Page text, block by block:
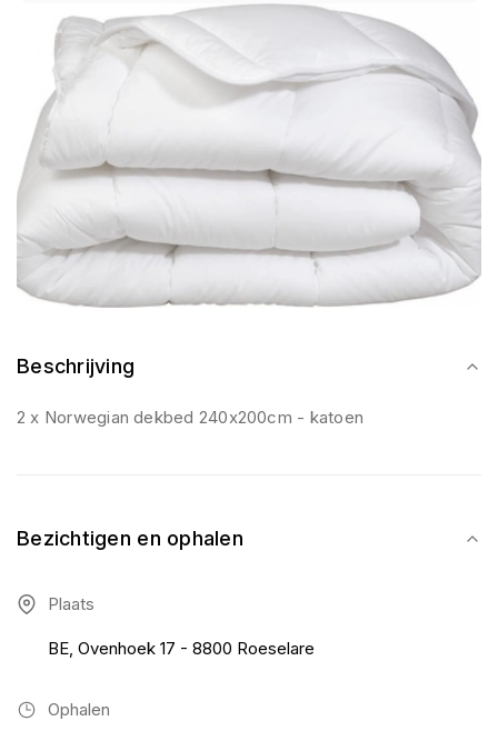
Beschrijving
2 x Norwegian dekbed 240x200cm - katoen
Bezichtigen en ophalen
Plaats
BE, Ovenhoek 17 - 8800 Roeselare
Ophalen